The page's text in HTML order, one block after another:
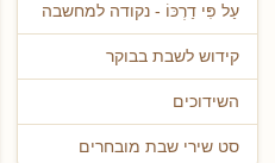
עַל פִּי דַרְכּוֹ - נקודה למחשבה
קידוש לשבת בבוקר
השידוכים
סט שירי שבת מובחרים